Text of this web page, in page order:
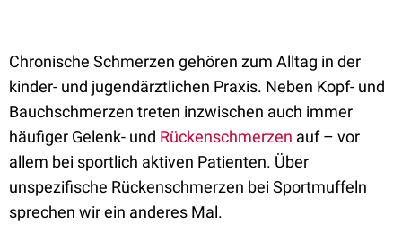
Chronische Schmerzen gehören zum Alltag in der
kinder- und jugendärztlichen Praxis. Neben Kopf- und
Bauchschmerzen treten inzwischen auch immer
häufiger Gelenk- und Rückenschmerzen auf – vor
allem bei sportlich aktiven Patienten. Über
unspezifische Rückenschmerzen bei Sportmuffeln
sprechen wir ein anderes Mal.